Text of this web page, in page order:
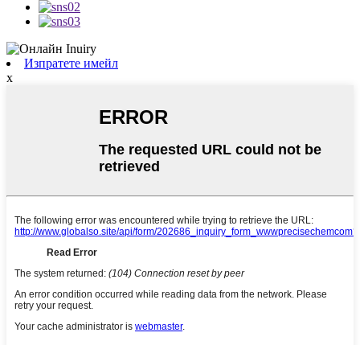
Изпратете имейл
x